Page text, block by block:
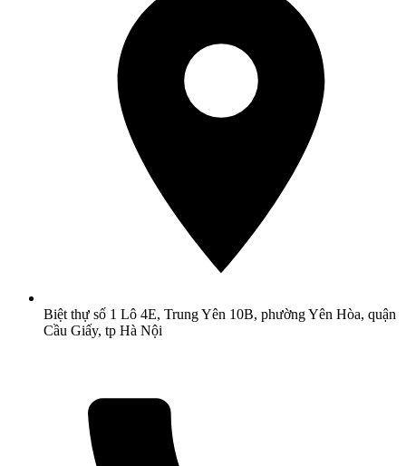
Biệt thự số 1 Lô 4E, Trung Yên 10B, phường Yên Hòa, quận
Cầu Giấy, tp Hà Nội